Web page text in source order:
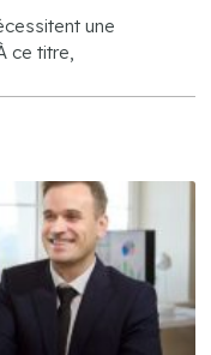
une
ce titre,